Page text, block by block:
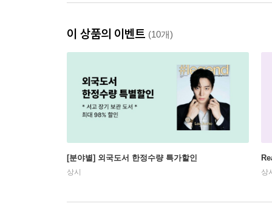
이 상품의 이벤트 (10개)
[분야별] 외국도서 한정수량 특가할인
상시 상